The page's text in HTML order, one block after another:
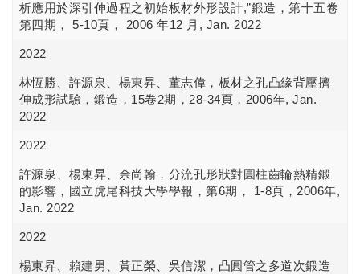
析應用於深引伸過程之初始板材外形設計,”鍛造，第十五卷
第四期， 5-10頁， 2006 年12 月, Jan. 2022
2022
林恆勝、許源泉、楊東昇、董志偉，板材之孔凸緣背壓擠
伸成形試驗，鍛造，15卷2期，28-34頁，2006年, Jan.
2022
2022
許源泉、楊東昇、余尚翰，分流孔形狀對圓柱齒輪熱精鍛
的影響，國立虎尾科技大學學報，第6期， 1-8頁，2006年,
Jan. 2022
2022
楊東昇、賴建男、黃正榮、吳信潔，凸圓管之多道次鍛造